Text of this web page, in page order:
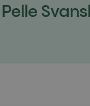
Pelle